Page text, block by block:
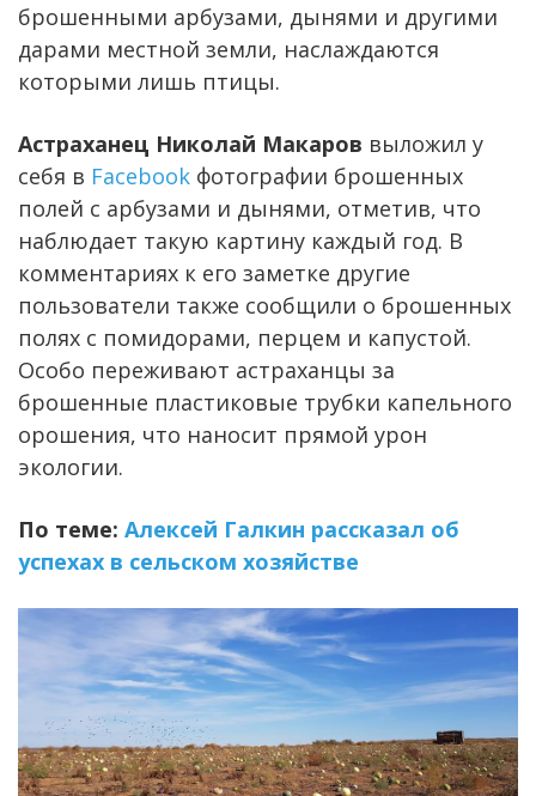
брошенными арбузами, дынями и другими
дарами местной земли, наслаждаются
которыми лишь птицы.
Астраханец Николай Макаров выложил у
себя в Facebook фотографии брошенных
полей с арбузами и дынями, отметив, что
наблюдает такую картину каждый год. В
комментариях к его заметке другие
пользователи также сообщили о брошенных
полях с помидорами, перцем и капустой.
Особо переживают астраханцы за
брошенные пластиковые трубки капельного
орошения, что наносит прямой урон
экологии.
По теме: Алексей Галкин рассказал об
успехах в сельском хозяйстве